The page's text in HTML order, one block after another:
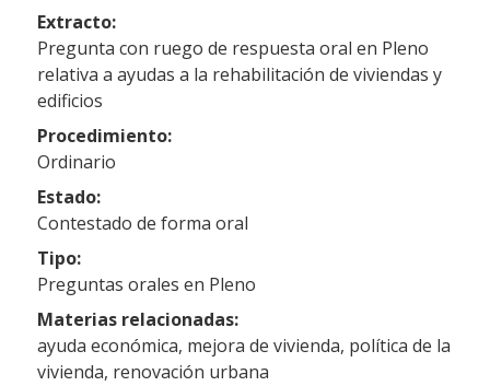
Extracto:
Pregunta con ruego de respuesta oral en Pleno
relativa a ayudas a la rehabilitación de viviendas y
edificios
Procedimiento:
Ordinario
Estado:
Contestado de forma oral
Tipo:
Preguntas orales en Pleno
Materias relacionadas:
ayuda económica, mejora de vivienda, política de la
vivienda, renovación urbana